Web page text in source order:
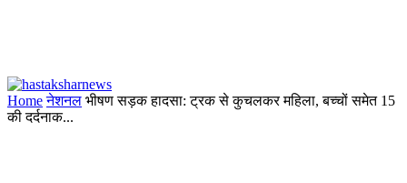
Home नेशनल भीषण सड़क हादसा: ट्रक से कुचलकर महिला, बच्चों समेत 15
की दर्दनाक...